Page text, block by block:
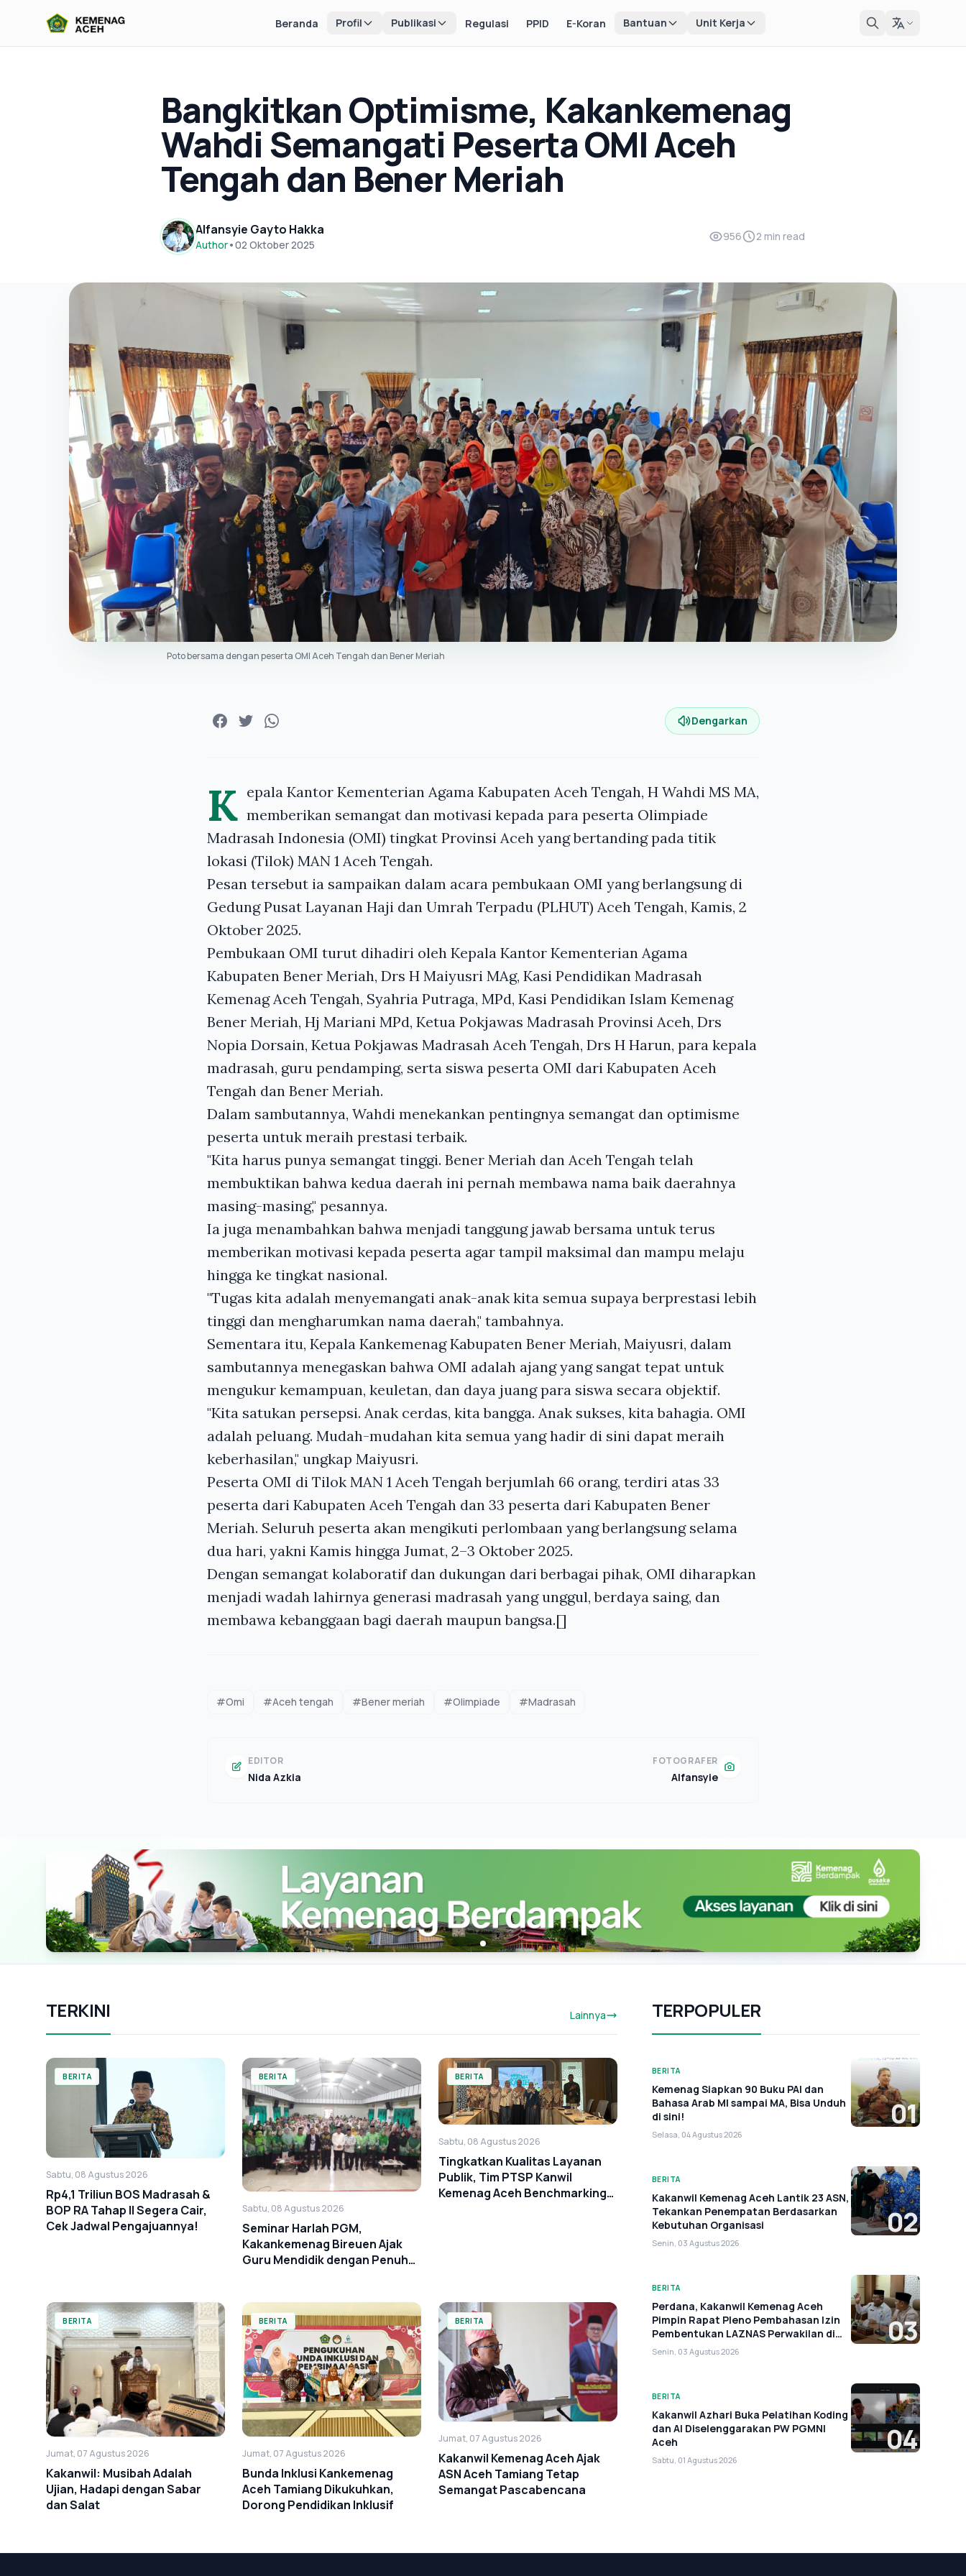
Beranda Profil Publikasi Regulasi PPID E-Koran Bantuan Unit Kerja
Bangkitkan Optimisme, Kakankemenag
Wahdi Semangati Peserta OMI Aceh
Tengah dan Bener Meriah
Alfansyie Gayto Hakka
Author•02 Oktober 2025
956 2 min read
Poto bersama dengan peserta OMI Aceh Tengah dan Bener Meriah
Dengarkan
K epala Kantor Kementerian Agama Kabupaten Aceh Tengah, H Wahdi MS MA,
memberikan semangat dan motivasi kepada para peserta Olimpiade
Madrasah Indonesia (OMI) tingkat Provinsi Aceh yang bertanding pada titik
lokasi (Tilok) MAN 1 Aceh Tengah.
Pesan tersebut ia sampaikan dalam acara pembukaan OMI yang berlangsung di
Gedung Pusat Layanan Haji dan Umrah Terpadu (PLHUT) Aceh Tengah, Kamis, 2
Oktober 2025.
Pembukaan OMI turut dihadiri oleh Kepala Kantor Kementerian Agama
Kabupaten Bener Meriah, Drs H Maiyusri MAg, Kasi Pendidikan Madrasah
Kemenag Aceh Tengah, Syahria Putraga, MPd, Kasi Pendidikan Islam Kemenag
Bener Meriah, Hj Mariani MPd, Ketua Pokjawas Madrasah Provinsi Aceh, Drs
Nopia Dorsain, Ketua Pokjawas Madrasah Aceh Tengah, Drs H Harun, para kepala
madrasah, guru pendamping, serta siswa peserta OMI dari Kabupaten Aceh
Tengah dan Bener Meriah.
Dalam sambutannya, Wahdi menekankan pentingnya semangat dan optimisme
peserta untuk meraih prestasi terbaik.
"Kita harus punya semangat tinggi. Bener Meriah dan Aceh Tengah telah
membuktikan bahwa kedua daerah ini pernah membawa nama baik daerahnya
masing-masing," pesannya.
Ia juga menambahkan bahwa menjadi tanggung jawab bersama untuk terus
memberikan motivasi kepada peserta agar tampil maksimal dan mampu melaju
hingga ke tingkat nasional.
"Tugas kita adalah menyemangati anak-anak kita semua supaya berprestasi lebih
tinggi dan mengharumkan nama daerah," tambahnya.
Sementara itu, Kepala Kankemenag Kabupaten Bener Meriah, Maiyusri, dalam
sambutannya menegaskan bahwa OMI adalah ajang yang sangat tepat untuk
mengukur kemampuan, keuletan, dan daya juang para siswa secara objektif.
"Kita satukan persepsi. Anak cerdas, kita bangga. Anak sukses, kita bahagia. OMI
adalah peluang. Mudah-mudahan kita semua yang hadir di sini dapat meraih
keberhasilan," ungkap Maiyusri.
Peserta OMI di Tilok MAN 1 Aceh Tengah berjumlah 66 orang, terdiri atas 33
peserta dari Kabupaten Aceh Tengah dan 33 peserta dari Kabupaten Bener
Meriah. Seluruh peserta akan mengikuti perlombaan yang berlangsung selama
dua hari, yakni Kamis hingga Jumat, 2–3 Oktober 2025.
Dengan semangat kolaboratif dan dukungan dari berbagai pihak, OMI diharapkan
menjadi wadah lahirnya generasi madrasah yang unggul, berdaya saing, dan
membawa kebanggaan bagi daerah maupun bangsa.[]
#Omi #Aceh tengah #Bener meriah #Olimpiade #Madrasah
EDITOR
Nida Azkia
FOTOGRAFER
Alfansyie
TERKINI Lainnya
BERITA
Sabtu, 08 Agustus 2026
Rp4,1 Triliun BOS Madrasah &
BOP RA Tahap II Segera Cair,
Cek Jadwal Pengajuannya!
BERITA
Sabtu, 08 Agustus 2026
Seminar Harlah PGM,
Kakankemenag Bireuen Ajak
Guru Mendidik dengan Penuh
BERITA
Sabtu, 08 Agustus 2026
Tingkatkan Kualitas Layanan
Publik, Tim PTSP Kanwil
Kemenag Aceh Benchmarking
BERITA
Jumat, 07 Agustus 2026
Kakanwil: Musibah Adalah
Ujian, Hadapi dengan Sabar
dan Salat
BERITA
Jumat, 07 Agustus 2026
Bunda Inklusi Kankemenag
Aceh Tamiang Dikukuhkan,
Dorong Pendidikan Inklusif
BERITA
Jumat, 07 Agustus 2026
Kakanwil Kemenag Aceh Ajak
ASN Aceh Tamiang Tetap
Semangat Pascabencana
TERPOPULER
BERITA
Kemenag Siapkan 90 Buku PAI dan
Bahasa Arab MI sampai MA, Bisa Unduh
di sini!
Selasa, 04 Agustus 2026
01
BERITA
Kakanwil Kemenag Aceh Lantik 23 ASN,
Tekankan Penempatan Berdasarkan
Kebutuhan Organisasi
Senin, 03 Agustus 2026
02
BERITA
Perdana, Kakanwil Kemenag Aceh
Pimpin Rapat Pleno Pembahasan Izin
Pembentukan LAZNAS Perwakilan di
Aceh
Senin, 03 Agustus 2026
03
BERITA
Kakanwil Azhari Buka Pelatihan Koding
dan AI Diselenggarakan PW PGMNI
Aceh
Sabtu, 01 Agustus 2026
04